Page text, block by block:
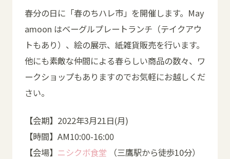
春分の日に「春のちハレ市」を開催します。May
amoon はベーグルプレートランチ（テイクアウ
トもあり）、絵の展示、紙雑貨販売を行います。
他にも素敵な仲間による春らしい商品の数々、ワ
ークショップもありますのでお気軽にお越しくだ
さい。
【会期】2022年3月21日(月)
【時間】AM10:00-16:00
【会場】 ニシクボ食堂 （三鷹駅から徒歩10分）